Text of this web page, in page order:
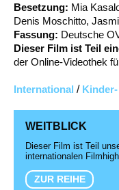
Besetzung: Mia
Denis Moschitto,
Fassung: Deutsche
Dieser Film ist Teil
der Online-Videothek
International /
WEITBLICK
Dieser Film ist Teil
internationalen
ZUR REIHE